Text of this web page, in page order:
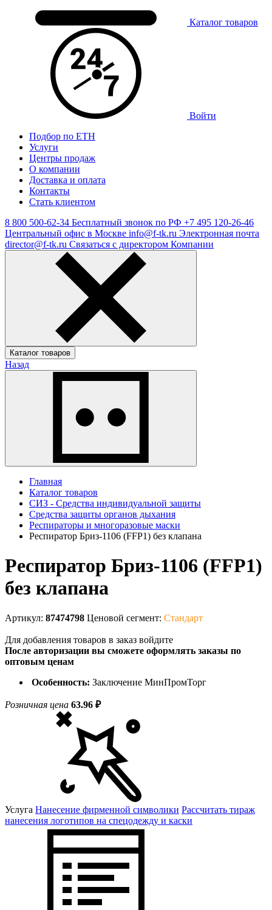
Каталог товаров
Войти
Подбор по ЕТН
Услуги
Центры продаж
О компании
Доставка и оплата
Контакты
Стать клиентом
8 800 500-62-34 Бесплатный звонок по РФ +7 495 120-26-46
Центральный офис в Москве info@f-tk.ru Электронная почта
director@f-tk.ru Связаться с директором Компании
Каталог товаров
Назад
Главная
Каталог товаров
СИЗ - Средства индивидуальной защиты
Средства защиты органов дыхания
Респираторы и многоразовые маски
Респиратор Бриз-1106 (FFP1) без клапана
Респиратор Бриз-1106 (FFP1)
без клапана
Артикул: 87474798 Ценовой сегмент: Стандарт
Для добавления товаров в заказ войдите
После авторизации вы сможете оформлять заказы по
оптовым ценам
Особенность: Заключение МинПромТорг
Розничная цена 63.96 ₽
Услуга Нанесение фирменной символики Рассчитать тираж
нанесения логотипов на спецодежду и каски